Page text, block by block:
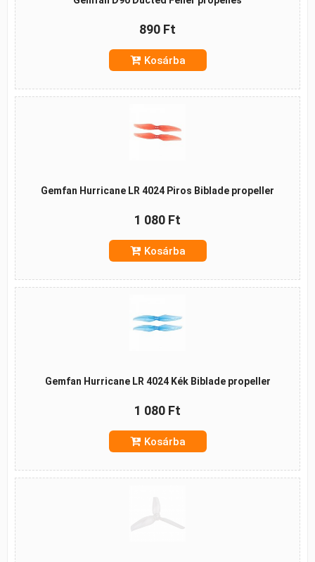
890 Ft
Kosárba
Gemfan Hurricane LR 4024 Piros Biblade propeller
1 080 Ft
Kosárba
Gemfan Hurricane LR 4024 Kék Biblade propeller
1 080 Ft
Kosárba